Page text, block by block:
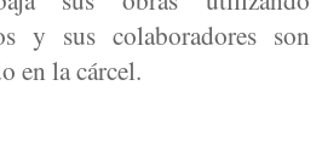
y sus colaboradores son
en la cárcel.